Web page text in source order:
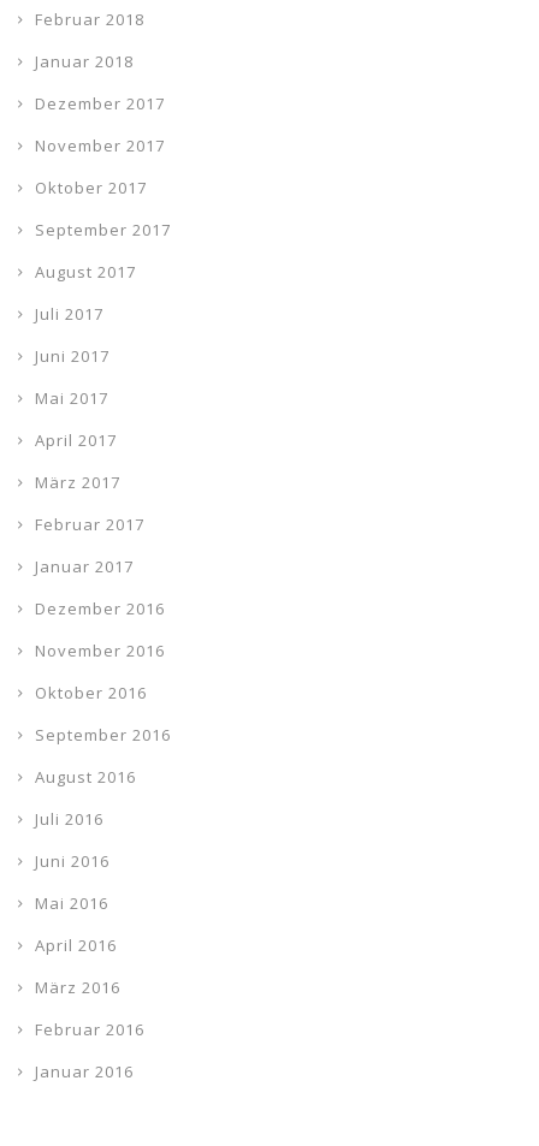
Februar 2018
Januar 2018
Dezember 2017
November 2017
Oktober 2017
September 2017
August 2017
Juli 2017
Juni 2017
Mai 2017
April 2017
März 2017
Februar 2017
Januar 2017
Dezember 2016
November 2016
Oktober 2016
September 2016
August 2016
Juli 2016
Juni 2016
Mai 2016
April 2016
März 2016
Februar 2016
Januar 2016